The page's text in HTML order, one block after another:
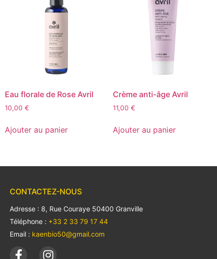
Eau florale de Rose Avril
10,00 €
Ajouter au panier
Crème anti-âge Avril
11,00 €
Ajouter au panier
CONTACTEZ-NOUS
Adresse : 8, Rue Couraye 50400 Granville
Téléphone : +33 2 33 79 17 44
Email : kaenbio50@gmail.com